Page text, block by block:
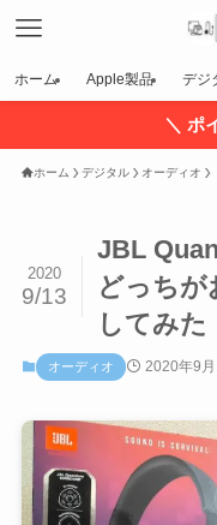
ホーム Apple製品 デジ
＼ ポ
ホーム デジタル オーディオ
JBL
どっちが
してみた
2020
9/13
オーディオ 2020年9月